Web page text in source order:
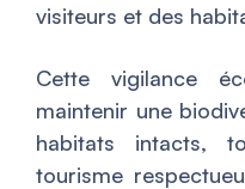
visiteurs et des
Cette vigilance
maintenir une
habitats intacts,
tourisme